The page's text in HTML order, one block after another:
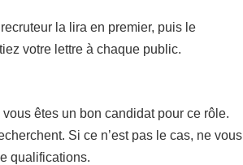
la lira en premier, puis le
votre lettre à chaque public.
êtes un bon candidat pour ce rôle.
Si ce n’est pas le cas, ne vous
qualifications.